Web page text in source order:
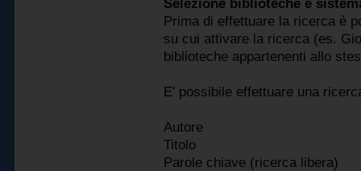
Selezione biblioteche e
Prima di effettuare la ricerca è
su cui attivare la ricerca (es.
biblioteche appartenenti allo
E' possibile effettuare una
Autore
Titolo
Parole chiave (ricerca libera)